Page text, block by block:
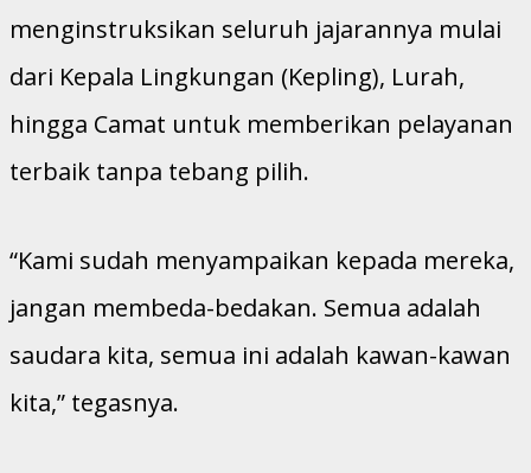
menginstruksikan seluruh jajarannya mulai
dari Kepala Lingkungan (Kepling), Lurah,
hingga Camat untuk memberikan pelayanan
terbaik tanpa tebang pilih.
“Kami sudah menyampaikan kepada mereka,
jangan membeda-bedakan. Semua adalah
saudara kita, semua ini adalah kawan-kawan
kita,” tegasnya.